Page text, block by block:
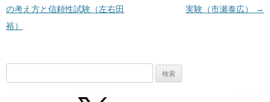
の考え方と信頼性試験（左右田
裕）
実験（市瀬泰広）
→
索: